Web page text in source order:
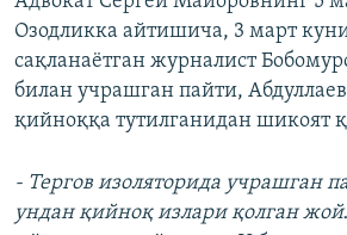
Озодликка айтишича, 3 март
сақланаётган журналист
билан учрашган пайти,
қийноққа тутилганидан шикоят
- Тергов изоляторида учрашган
ундан қийноқ излари қолган